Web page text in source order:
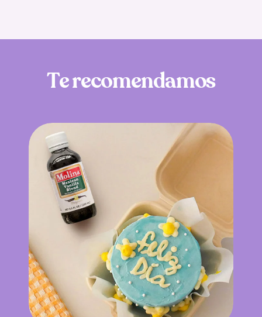
Terecomendamos